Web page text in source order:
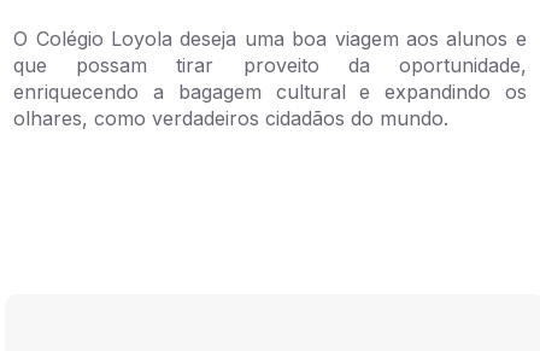
O Colégio Loyola deseja uma boa viagem aos alunos e
que possam tirar proveito da oportunidade,
enriquecendo a bagagem cultural e expandindo os
olhares, como verdadeiros cidadãos do mundo.